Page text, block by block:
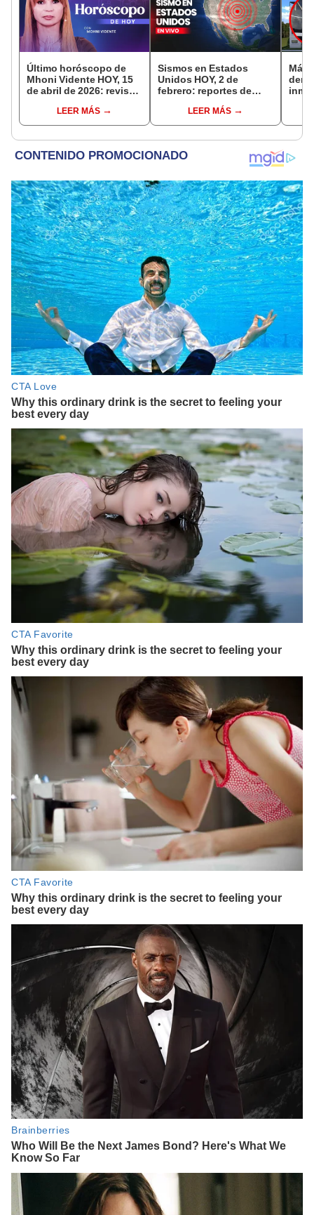
Último horóscopo de
Mhoni Vidente HOY, 15
de abril de 2026: revisa
signo y entérate si te
espera un día
LEER MÁS
Sismos en Estados
Unidos HOY, 2 de
febrero: reportes de
del sismo vía USGS
LEER MÁS
Más